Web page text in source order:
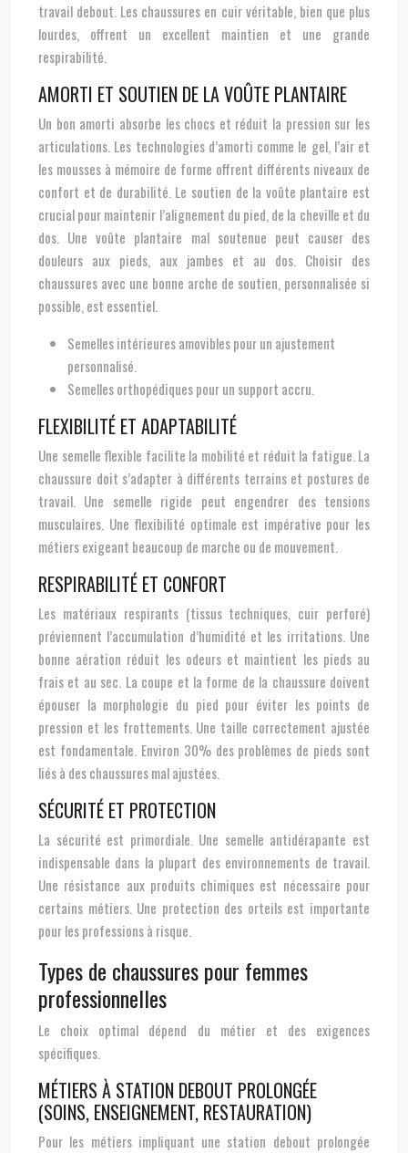
travail debout. Les chaussures en cuir véritable, bien que plus
lourdes, offrent un excellent maintien et une grande
respirabilité.
AMORTI ET SOUTIEN DE LA VOÛTE PLANTAIRE
Un bon amorti absorbe les chocs et réduit la pression sur les
articulations. Les technologies d’amorti comme le gel, l’air et
les mousses à mémoire de forme offrent différents niveaux de
confort et de durabilité. Le soutien de la voûte plantaire est
crucial pour maintenir l’alignement du pied, de la cheville et du
dos. Une voûte plantaire mal soutenue peut causer des
douleurs aux pieds, aux jambes et au dos. Choisir des
chaussures avec une bonne arche de soutien, personnalisée si
possible, est essentiel.
Semelles intérieures amovibles pour un ajustement
personnalisé.
Semelles orthopédiques pour un support accru.
FLEXIBILITÉ ET ADAPTABILITÉ
Une semelle flexible facilite la mobilité et réduit la fatigue. La
chaussure doit s’adapter à différents terrains et postures de
travail. Une semelle rigide peut engendrer des tensions
musculaires. Une flexibilité optimale est impérative pour les
métiers exigeant beaucoup de marche ou de mouvement.
RESPIRABILITÉ ET CONFORT
Les matériaux respirants (tissus techniques, cuir perforé)
préviennent l’accumulation d’humidité et les irritations. Une
bonne aération réduit les odeurs et maintient les pieds au
frais et au sec. La coupe et la forme de la chaussure doivent
épouser la morphologie du pied pour éviter les points de
pression et les frottements. Une taille correctement ajustée
est fondamentale. Environ 30% des problèmes de pieds sont
liés à des chaussures mal ajustées.
SÉCURITÉ ET PROTECTION
La sécurité est primordiale. Une semelle antidérapante est
indispensable dans la plupart des environnements de travail.
Une résistance aux produits chimiques est nécessaire pour
certains métiers. Une protection des orteils est importante
pour les professions à risque.
Types de chaussures pour femmes
professionnelles
Le choix optimal dépend du métier et des exigences
spécifiques.
MÉTIERS À STATION DEBOUT PROLONGÉE
(SOINS, ENSEIGNEMENT, RESTAURATION)
Pour les métiers impliquant une station debout prolongée